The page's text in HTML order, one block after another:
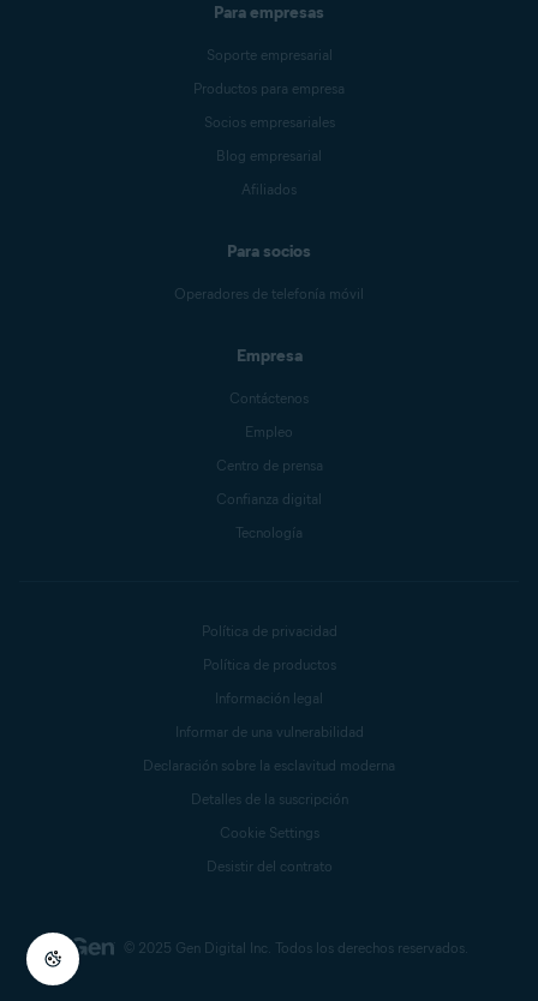
Para empresas
Soporte empresarial
Productos para empresa
Socios empresariales
Blog empresarial
Afiliados
Para socios
Operadores de telefonía móvil
Empresa
Contáctenos
Empleo
Centro de prensa
Confianza digital
Tecnología
© 2025 Gen Digital Inc. Todos los derechos reservados.
Política de privacidad
Política de productos
Información legal
Informar de una vulnerabilidad
Declaración sobre la esclavitud moderna
Detalles de la suscripción
Cookie Settings
Desistir del contrato